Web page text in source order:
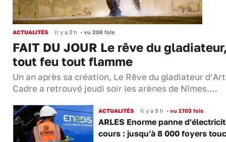
ACTUALITÉS Il y a 2 h • vu 206 fois
FAIT DU JOUR Le rêve du
tout feu tout flamme
Un an après sa création, Le Rêve du gladiateur
Cadre a retrouvé jeudi soir les arènes de Nîmes.…
ACTUALITÉS Il y a 9 h •vu 1703 fois
ARLES Enorme panne
cours : jusqu'à 8 000 foyers